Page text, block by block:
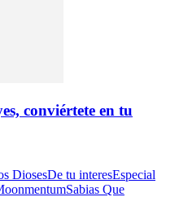
conviértete en tu
DiosesDe tu interesEspecial
Sabias Que